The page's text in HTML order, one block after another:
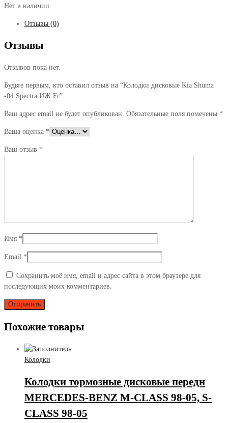
Нет в наличии
Отзывы (0)
Отзывы
Отзывов пока нет.
Будьте первым, кто оставил отзыв на “Колодки дисковые Kia Shuma
-04 Spectra ИЖ Fr”
Ваш адрес email не будет опубликован. Обязательные поля помечены *
Ваша оценка *
Ваш отзыв *
Имя *
Email *
Сохранить моё имя, email и адрес сайта в этом браузере для
последующих моих комментариев.
Похожие товары
Колодки
Колодки тормозные дисковые передн
MERCEDES-BENZ M-CLASS 98-05, S-
CLASS 98-05